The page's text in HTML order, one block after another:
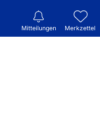
Mitteilungen Merkzettel